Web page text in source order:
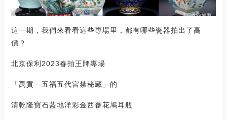
這一期，我們來看看這些專場里，都有哪些瓷器拍出了高
價？
北京保利2023春拍王牌專場
「禹貢—五福五代宮禁秘藏」的
清乾隆寶石藍地洋彩金西蕃花鳩耳瓶